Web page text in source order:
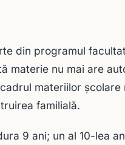
din programul
materie nu mai are
materiilor şcolare
familială.
9 ani; un al 10-lea